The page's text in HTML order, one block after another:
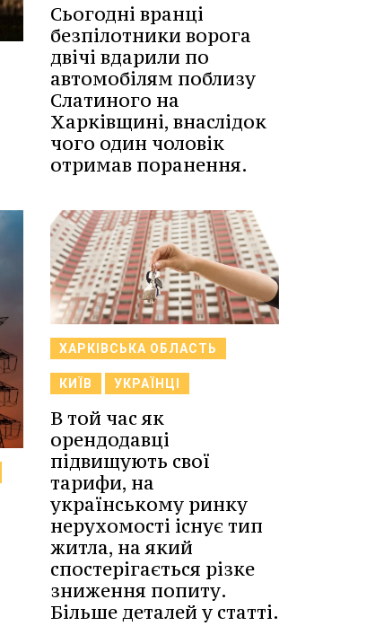
Сьогодні вранці
безпілотники ворога
двічі вдарили по
автомобілям поблизу
Слатиного на
Харківщині, внаслідок
чого один чоловік
отримав поранення.
ХАРКІВСЬКА ОБЛАСТЬ
КИЇВ УКРАЇНЦІ
В той час як
орендодавці
підвищують свої
тарифи, на
українському ринку
нерухомості існує тип
житла, на який
спостерігається різке
зниження попиту.
Більше деталей у статті.